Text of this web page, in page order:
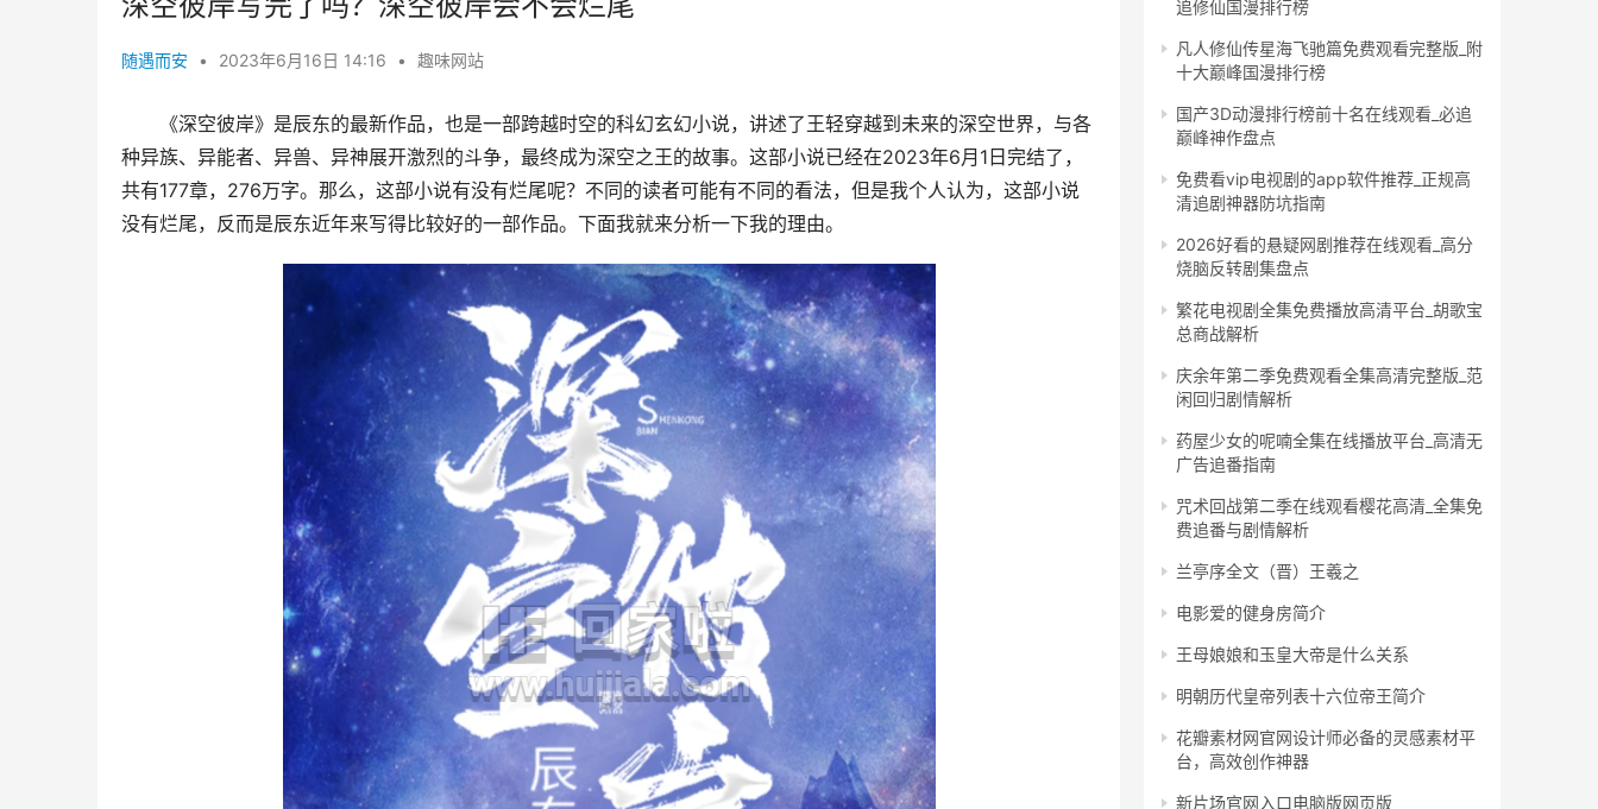
随遇而安 • 2023年6月16日 14:16 • 趣味网站
《深空彼岸》是辰东的最新作品，也是一部跨越时空的科幻玄幻小说，讲述了王轻穿越到未来的深空世界，与各
种异族、异能者、异兽、异神展开激烈的斗争，最终成为深空之王的故事。这部小说已经在2023年6月1日完结了，
共有177章，276万字。那么，这部小说有没有烂尾呢？不同的读者可能有不同的看法，但是我个人认为，这部小说
没有烂尾，反而是辰东近年来写得比较好的一部作品。下面我就来分析一下我的理由。
追修仙国漫排行榜
凡人修仙传星海飞驰篇免费观看完整版_附
十大巅峰国漫排行榜
国产3D动漫排行榜前十名在线观看_必追
巅峰神作盘点
免费看vip电视剧的app软件推荐_正规高
清追剧神器防坑指南
2026好看的悬疑网剧推荐在线观看_高分
烧脑反转剧集盘点
繁花电视剧全集免费播放高清平台_胡歌宝
总商战解析
庆余年第二季免费观看全集高清完整版_范
闲回归剧情解析
药屋少女的呢喃全集在线播放平台_高清无
广告追番指南
咒术回战第二季在线观看樱花高清_全集免
费追番与剧情解析
兰亭序全文（晋）王羲之
电影爱的健身房简介
王母娘娘和玉皇大帝是什么关系
明朝历代皇帝列表十六位帝王简介
花瓣素材网官网设计师必备的灵感素材平
台，高效创作神器
新片场官网入口电脑版网页版